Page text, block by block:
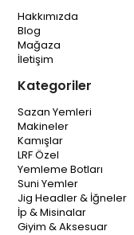
Hakkımızda
Blog
Mağaza
İletişim
Kategoriler
Sazan Yemleri
Makineler
Kamışlar
LRF Özel
Yemleme Botları
Suni Yemler
Jig Headler & İğneler
İp & Misinalar
Giyim & Aksesuar